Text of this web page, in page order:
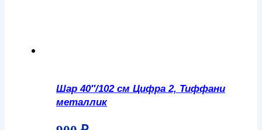
Шар 40″/102 см Цифра 2, Тиффани
металлик